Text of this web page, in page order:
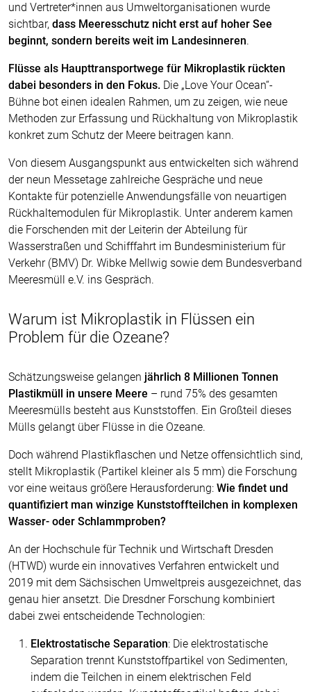
und Vertreter*innen aus Umweltorganisationen wurde
sichtbar, dass Meeresschutz nicht erst auf hoher See
beginnt, sondern bereits weit im Landesinneren.
Flüsse als Haupttransportwege für Mikroplastik rückten
dabei besonders in den Fokus. Die „Love Your Ocean“-
Bühne bot einen idealen Rahmen, um zu zeigen, wie neue
Methoden zur Erfassung und Rückhaltung von Mikroplastik
konkret zum Schutz der Meere beitragen kann.
Von diesem Ausgangspunkt aus entwickelten sich während
der neun Messetage zahlreiche Gespräche und neue
Kontakte für potenzielle Anwendungsfälle von neuartigen
Rückhaltemodulen für Mikroplastik. Unter anderem kamen
die Forschenden mit der Leiterin der Abteilung für
Wasserstraßen und Schifffahrt im Bundesministerium für
Verkehr (BMV) Dr. Wibke Mellwig sowie dem Bundesverband
Meeresmüll e.V. ins Gespräch.
Warum ist Mikroplastik in Flüssen ein
Problem für die Ozeane?
Schätzungsweise gelangen jährlich 8 Millionen Tonnen
Plastikmüll in unsere Meere – rund 75% des gesamten
Meeresmülls besteht aus Kunststoffen. Ein Großteil dieses
Mülls gelangt über Flüsse in die Ozeane.
Doch während Plastikflaschen und Netze offensichtlich sind,
stellt Mikroplastik (Partikel kleiner als 5 mm) die Forschung
vor eine weitaus größere Herausforderung: Wie findet und
quantifiziert man winzige Kunststoffteilchen in komplexen
Wasser- oder Schlammproben?
An der Hochschule für Technik und Wirtschaft Dresden
(HTWD) wurde ein innovatives Verfahren entwickelt und
2019 mit dem Sächsischen Umweltpreis ausgezeichnet, das
genau hier ansetzt. Die Dresdner Forschung kombiniert
dabei zwei entscheidende Technologien:
Elektrostatische Separation: Die elektrostatische
Separation trennt Kunststoffpartikel von Sedimenten,
indem die Teilchen in einem elektrischen Feld